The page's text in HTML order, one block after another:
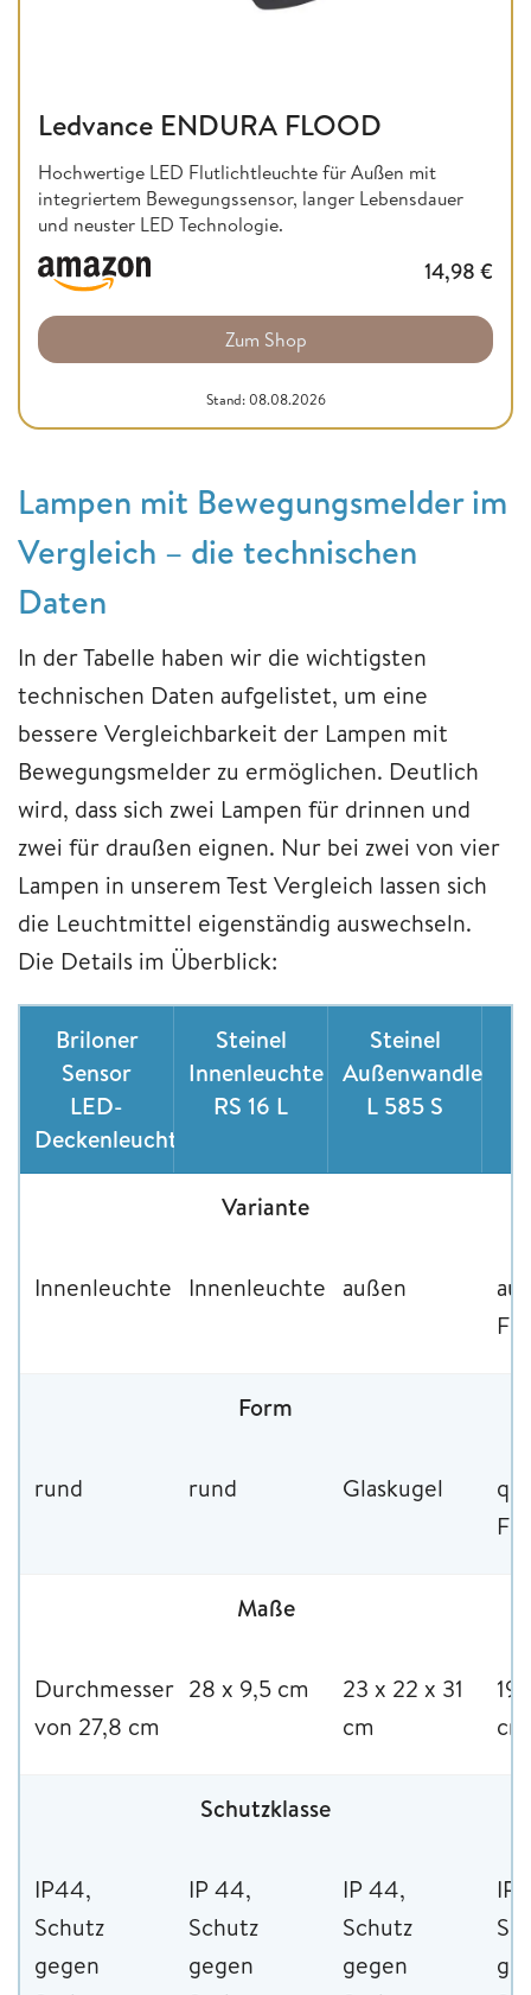
Ledvance ENDURA FLOOD
Hochwertige LED Flutlichtleuchte für Außen mit
integriertem Bewegungssensor, langer Lebensdauer
und neuster LED Technologie.
14,98 €
Zum Shop
Stand: 08.08.2026
Lampen mit Bewegungsmelder im
Vergleich – die technischen
Daten
In der Tabelle haben wir die wichtigsten
technischen Daten aufgelistet, um eine
bessere Vergleichbarkeit der Lampen mit
Bewegungsmelder zu ermöglichen. Deutlich
wird, dass sich zwei Lampen für drinnen und
zwei für draußen eignen. Nur bei zwei von vier
Lampen in unserem Test Vergleich lassen sich
die Leuchtmittel eigenständig auswechseln.
Die Details im Überblick:
Briloner
Sensor
LED-
Deckenleuchte
Steinel
Innenleuchte
RS 16 L
Steinel
L 585 S
Variante
Innenleuchte Innenleuchte außen
Form
rund rund Glaskugel
Maße
Durchmesser
von 27,8 cm
28 x 9,5 cm
23 x 22 x 31
cm
19
cm
Schutzklasse
IP44,
Schutz
gegen
IP 44,
Schutz
gegen
IP 44,
Schutz
gegen
IP